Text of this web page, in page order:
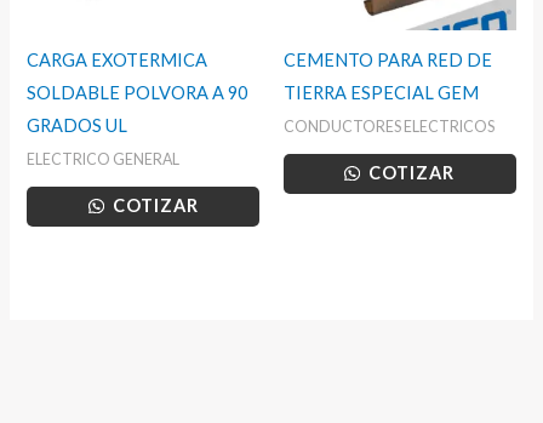
CARGA EXOTERMICA
SOLDABLE POLVORA A 90
GRADOS UL
ELECTRICO GENERAL
COTIZAR
CEMENTO PARA RED DE
TIERRA ESPECIAL GEM
CONDUCTORES ELECTRICOS
COTIZAR